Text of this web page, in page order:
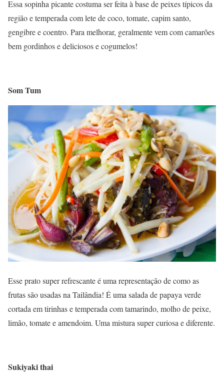
Essa sopinha picante costuma ser feita à base de peixes típicos da
região e temperada com lete de coco, tomate, capim santo,
gengibre e coentro. Para melhorar, geralmente vem com camarões
bem gordinhos e deliciosos e cogumelos!
Som Tum
Esse prato super refrescante é uma representação de como as
frutas são usadas na Tailândia! É uma salada de papaya verde
cortada em tirinhas e temperada com tamarindo, molho de peixe,
limão, tomate e amendoim. Uma mistura super curiosa e diferente.
Sukiyaki thai